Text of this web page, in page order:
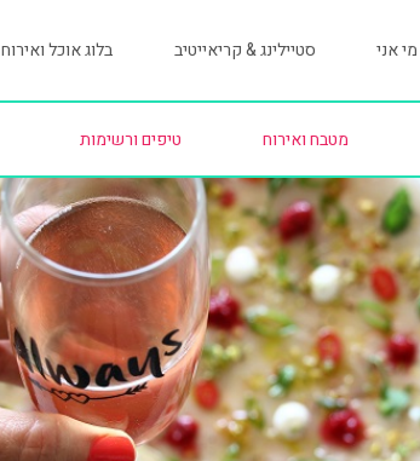
מי אני סטיילינג & קריאייטיב בלוג אוכל ואירוח
מטבח ואירוח טיפים ורשימות